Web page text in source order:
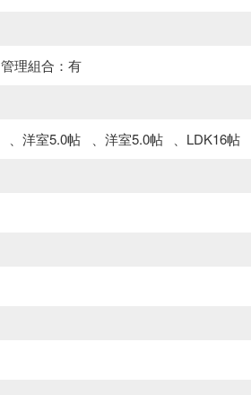
管理組合：有
洋室5.0帖 洋室5.0帖
LDK16帖